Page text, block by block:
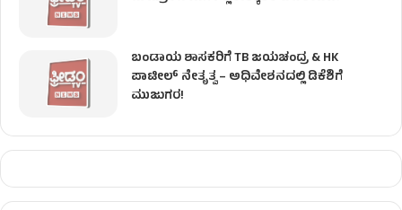
ಬಂಡಾಯ ಶಾಸಕರಿಗೆ TB ಜಯಚಂದ್ರ & HK
ಪಾಟೀಲ್ ನೇತೃತ್ವ – ಅಧಿವೇಶನದಲ್ಲಿ ಡಿಕೆಶಿಗೆ
ಮುಜುಗರ!